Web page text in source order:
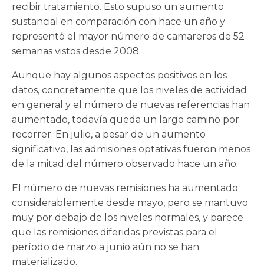
recibir tratamiento. Esto supuso un aumento
sustancial en comparación con hace un año y
representó el mayor número de camareros de 52
semanas vistos desde 2008.
Aunque hay algunos aspectos positivos en los
datos, concretamente que los niveles de actividad
en general y el número de nuevas referencias han
aumentado, todavía queda un largo camino por
recorrer. En julio, a pesar de un aumento
significativo, las admisiones optativas fueron menos
de la mitad del número observado hace un año.
El número de nuevas remisiones ha aumentado
considerablemente desde mayo, pero se mantuvo
muy por debajo de los niveles normales, y parece
que las remisiones diferidas previstas para el
período de marzo a junio aún no se han
materializado.